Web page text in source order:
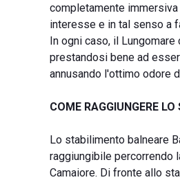
completamente
interesse e in tal senso a
In ogni caso, il
prestandosi bene ad
annusando l'ottimo odore
COME RAGGIUNGERE
Lo stabilimento balneare
raggiungibile percorrendo
Camaiore. Di fronte allo